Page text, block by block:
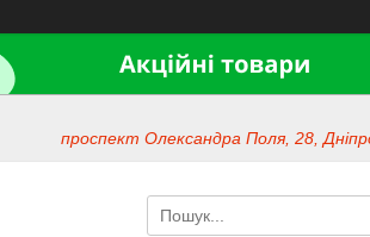
проспект Олександра Поля, 28,